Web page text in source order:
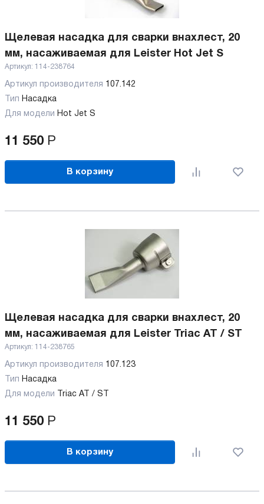
Щелевая насадка для сварки внахлест, 20
мм, насаживаемая для Leister Hot Jet S
Артикул: 114-238764
Артикул производителя 107.142
Тип Насадка
Для модели Hot Jet S
11 550 Р
В корзину
Щелевая насадка для сварки внахлест, 20
мм, насаживаемая для Leister Triac AT / ST
Артикул: 114-238765
Артикул производителя 107.123
Тип Насадка
Для модели
Triac AT / ST
11 550 Р
В корзину